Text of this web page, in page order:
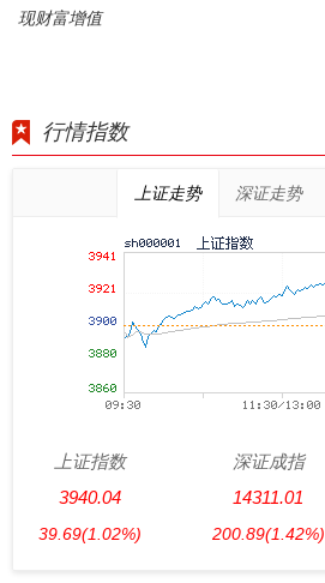
现财富增值
行情指数
上证走势 深证走势
上证指数
3940.04
39.69(1.02%)
深证成指
14311.01
200.89(1.42%)